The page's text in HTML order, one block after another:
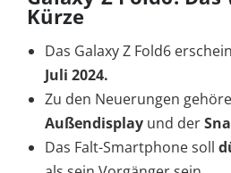
Kürze
Das Galaxy Z Fold6
Juli 2024.
Zu den Neuerungen
Außendisplay und der
Das Falt-Smartphone soll